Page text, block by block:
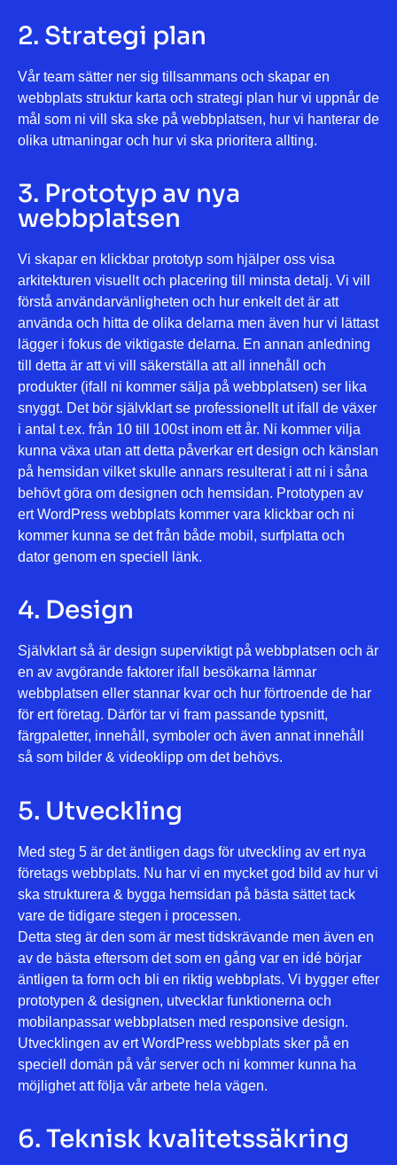
2. Strategi plan
Vår team sätter ner sig tillsammans och skapar en
webbplats struktur karta och strategi plan hur vi uppnår de
mål som ni vill ska ske på webbplatsen, hur vi hanterar de
olika utmaningar och hur vi ska prioritera allting.
3. Prototyp av nya
webbplatsen
Vi skapar en klickbar prototyp som hjälper oss visa
arkitekturen visuellt och placering till minsta detalj. Vi vill
förstå användarvänligheten och hur enkelt det är att
använda och hitta de olika delarna men även hur vi lättast
lägger i fokus de viktigaste delarna. En annan anledning
till detta är att vi vill säkerställa att all innehåll och
produkter (ifall ni kommer sälja på webbplatsen) ser lika
snyggt. Det bör självklart se professionellt ut ifall de växer
i antal t.ex. från 10 till 100st inom ett år. Ni kommer vilja
kunna växa utan att detta påverkar ert design och känslan
på hemsidan vilket skulle annars resulterat i att ni i såna
behövt göra om designen och hemsidan. Prototypen av
ert WordPress webbplats kommer vara klickbar och ni
kommer kunna se det från både mobil, surfplatta och
dator genom en speciell länk.
4. Design
Självklart så är design superviktigt på webbplatsen och är
en av avgörande faktorer ifall besökarna lämnar
webbplatsen eller stannar kvar och hur förtroende de har
för ert företag. Därför tar vi fram passande typsnitt,
färgpaletter, innehåll, symboler och även annat innehåll
så som bilder & videoklipp om det behövs.
5. Utveckling
Med steg 5 är det äntligen dags för utveckling av ert nya
företags webbplats. Nu har vi en mycket god bild av hur vi
ska strukturera & bygga hemsidan på bästa sättet tack
vare de tidigare stegen i processen.
Detta steg är den som är mest tidskrävande men även en
av de bästa eftersom det som en gång var en idé börjar
äntligen ta form och bli en riktig webbplats. Vi bygger efter
prototypen & designen, utvecklar funktionerna och
mobilanpassar webbplatsen med responsive design.
Utvecklingen av ert WordPress webbplats sker på en
speciell domän på vår server och ni kommer kunna ha
möjlighet att följa vår arbete hela vägen.
6. Teknisk kvalitetssäkring